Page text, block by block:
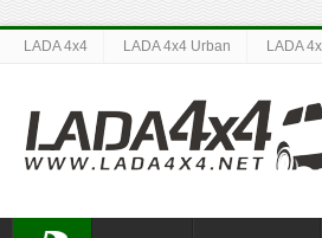
LADA 4x4 LADA 4x4 Urban LADA